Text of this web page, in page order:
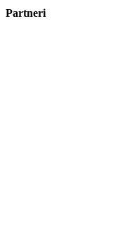
Partneri